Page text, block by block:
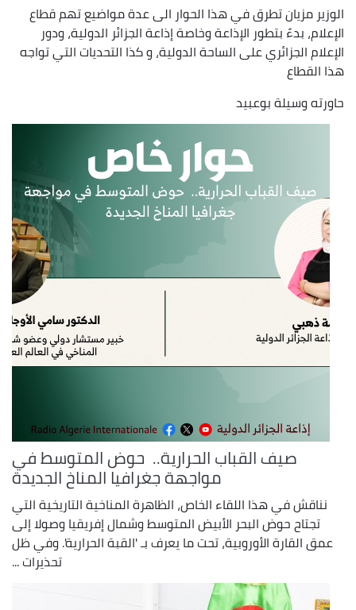
الوزير مزيان تطرق في هذا الحوار الى عدة مواضيع تهم قطاع
الإعلام، بدءََ بتطور الإذاعة وخاصة إذاعة الجزائر الدولية، ودور
الإعلام الجزائري على الساحة الدولية، و كذا التحديات التي تواجه
هذا القطاع
حاورته وسيلة بوعبيد
صيف القباب الحرارية.. حوض المتوسط في
مواجهة جغرافيا المناخ الجديدة
نناقش في هذا اللقاء الخاص، الظاهرة المناخية التاريخية التي
تجتاح حوض البحر الأبيض المتوسط وشمال إفريقيا وصولا إلى
عمق القارة الأوروبية، تحت ما يعرف بـ 'القبة الحرارية'. وفي ظل
تحذيرات ...